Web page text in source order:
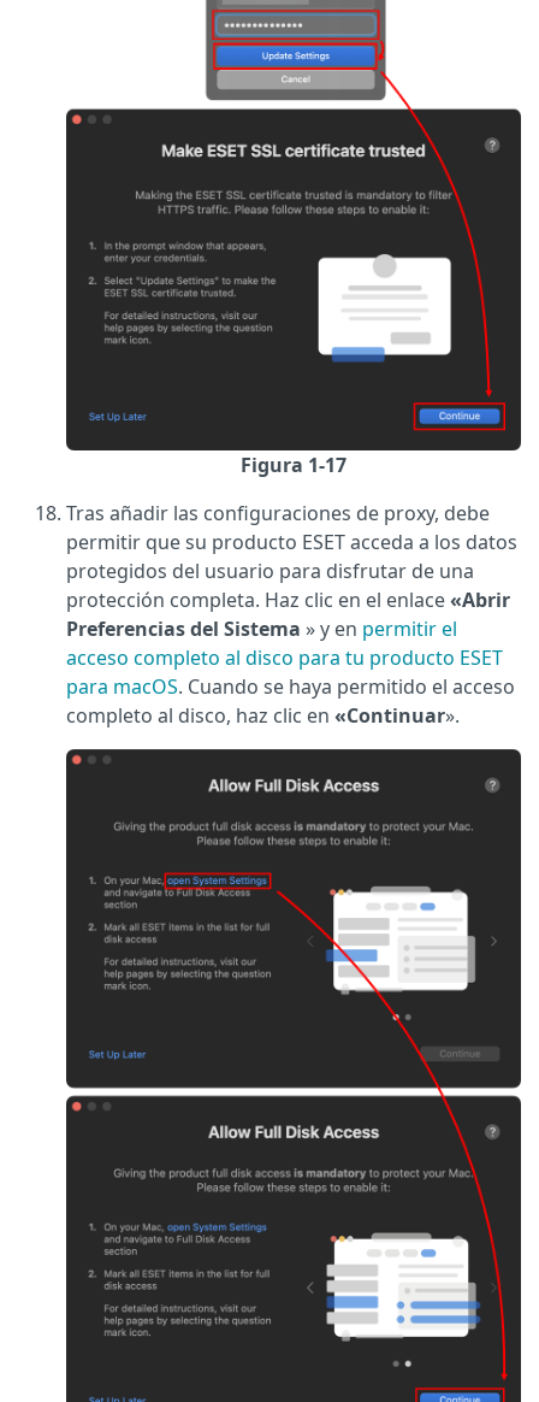
Figura 1-17
Tras añadir las configuraciones de proxy, debe
permitir que su producto ESET acceda a los datos
protegidos del usuario para disfrutar de una
protección completa. Haz clic en el enlace«Abrir
Preferencias del Sistema » y en permitir el
acceso completo al disco para tu producto ESET
para macOS. Cuando se haya permitido el acceso
completo al disco, haz clic en «Continuar».